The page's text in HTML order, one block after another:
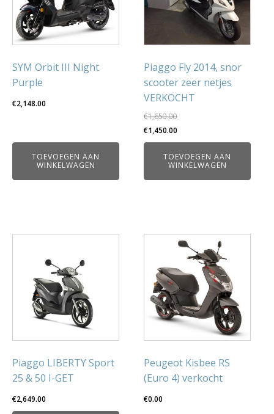
SYM Orbit III Night
Purple
€2,148.00
TOEVOEGEN AAN
WINKELWAGEN
Piaggo Fly 2014, snor
scooter zeer netjes
VERKOCHT
€1,650.00
Oorspronkelijke
prijs
€1,450.00
prijs
is:
TOEVOEGEN AAN
WINKELWAGEN
Piaggo LIBERTY Sport
25 & 50 I-GET
€2,649.00
meerdere
variaties.
Deze
gekozen
worden
op
de
Peugeot Kisbee RS
(Euro 4) verkocht
€0.00